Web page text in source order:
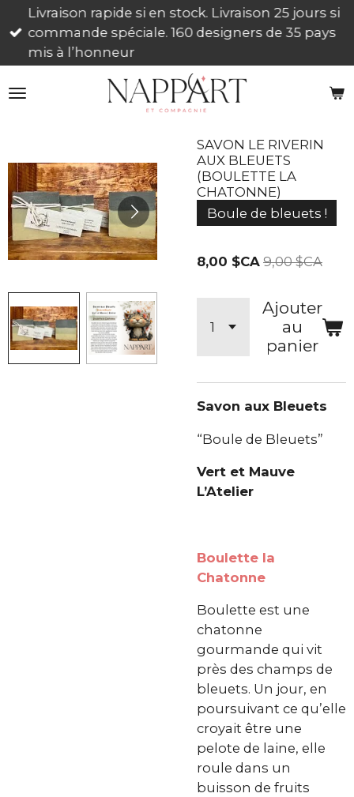
Passer
au
contenu
Livraison rapide si en stock. Livraison 25 jours si
commande spéciale. 160 designers de 35 pays
mis à l’honneur
SAVON LE RIVERIN
AUX BLEUETS
(BOULETTE LA
CHATONNE)
Boule de bleuets !
8,00 $CA 9,00 $CA
Ajouter
au
panier
Savon aux Bleuets
“Boule de Bleuets”
Vert et Mauve
L’Atelier
Boulette la
Chatonne
Boulette est une
chatonne
gourmande qui vit
près des champs de
bleuets. Un jour, en
poursuivant ce qu’elle
croyait être une
pelote de laine, elle
roule dans un
buisson de fruits